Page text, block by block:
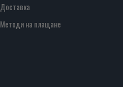
Доставка
Методи на плащане